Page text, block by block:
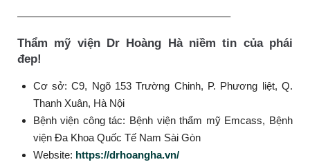
————————————————————–
Thẩm mỹ viện Dr Hoàng Hà niềm tin của phái
đep!
Cơ sở: C9, Ngõ 153 Trường Chinh, P. Phương liệt, Q.
Thanh Xuân, Hà Nội
Bệnh viện công tác: Bệnh viện thẩm mỹ Emcass, Bệnh
viện Đa Khoa Quốc Tế Nam Sài Gòn
Website: https://drhoangha.vn/